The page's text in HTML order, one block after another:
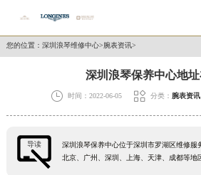
您的位置： 深圳浪琴维修中心>腕表资讯>
深圳浪琴保养中心地址
 时间：2022-06-05  分类： 腕表资讯
导读
深圳浪琴保养中心位于深圳市罗湖区维修服
北京、广州、深圳、上海、天津、成都等地